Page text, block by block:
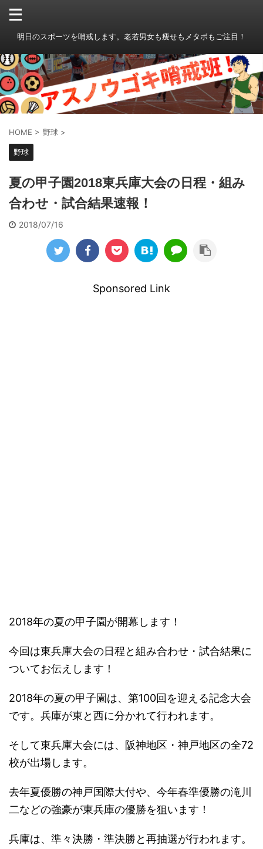
明日のスポーツを哨戒します。老若男女も痩せもメタボもご注目！
HOME > 野球 >
野球
夏の甲子園2018東兵庫大会の日程・組み
合わせ・試合結果速報！
2018/07/16
Sponsored Link
2018年の夏の甲子園が開幕します！
今回は東兵庫大会の日程と組み合わせ・試合結果に
ついてお伝えします！
2018年の夏の甲子園は、第100回を迎える記念大会
です。兵庫が東と西に分かれて行われます。
そして東兵庫大会には、阪神地区・神戸地区の全72
校が出場します。
去年夏優勝の神戸国際大付や、今年春準優勝の滝川
二などの強豪が東兵庫の優勝を狙います！
兵庫は、準々決勝・準決勝と再抽選が行われます。